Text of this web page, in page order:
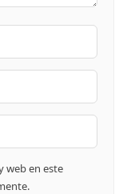
web en este